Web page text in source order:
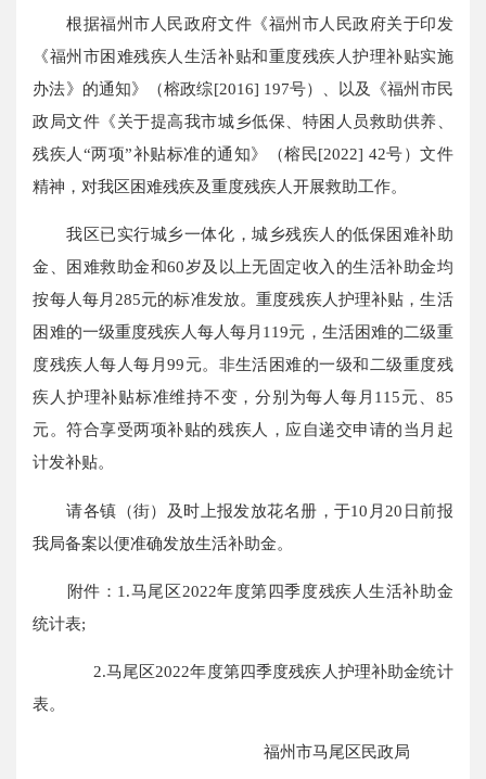
根据福州市人民政府文件《福州市人民政府关于印发
《福州市困难残疾人生活补贴和重度残疾人护理补贴实施
办法》的通知》（榕政综[2016] 197号）、以及《福州市民
政局文件《关于提高我市城乡低保、特困人员救助供养、
残疾人“两项”补贴标准的通知》（榕民[2022] 42号）文件
精神，对我区困难残疾及重度残疾人开展救助工作。
我区已实行城乡一体化，城乡残疾人的低保困难补助
金、困难救助金和60岁及以上无固定收入的生活补助金均
按每人每月285元的标准发放。重度残疾人护理补贴，生活
困难的一级重度残疾人每人每月119元，生活困难的二级重
度残疾人每人每月99元。非生活困难的一级和二级重度残
疾人护理补贴标准维持不变，分别为每人每月115元、85
元。符合享受两项补贴的残疾人，应自递交申请的当月起
计发补贴。
请各镇（街）及时上报发放花名册，于10月20日前报
我局备案以便准确发放生活补助金。
附件：1.马尾区2022年度第四季度残疾人生活补助金
统计表;
2.马尾区2022年度第四季度残疾人护理补助金统计
表。
福州市马尾区民政局